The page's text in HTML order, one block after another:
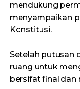
mendukung
menyampaikan
Konstitusi.
Setelah putusan
ruang untuk
bersifat final dan